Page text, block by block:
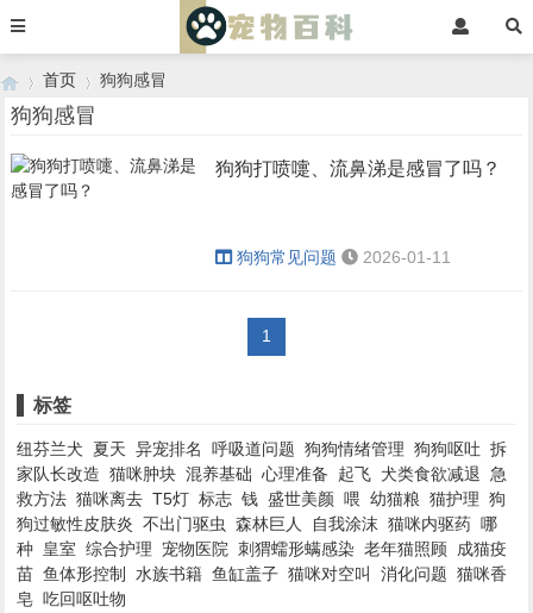
›
首页 狗狗感冒
狗狗感冒
狗狗打喷嚏、流鼻涕是感冒了吗？
狗狗常见问题 2026-01-11
1
标签
纽芬兰犬 夏天 异宠排名 呼吸道问题 狗狗情绪管理 狗狗呕吐 拆
家队长改造 猫咪肿块 混养基础 心理准备 起飞 犬类食欲减退 急
救方法 猫咪离去 T5灯 标志 钱 盛世美颜 喂 幼猫粮 猫护理 狗
狗过敏性皮肤炎 不出门驱虫 森林巨人 自我涂沫 猫咪内驱药 哪
种 皇室 综合护理 宠物医院 刺猬蠕形螨感染 老年猫照顾 成猫疫
苗 鱼体形控制 水族书籍 鱼缸盖子 猫咪对空叫 消化问题 猫咪香
皂 吃回呕吐物